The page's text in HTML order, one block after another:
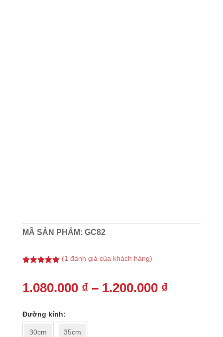
MÃ SẢN PHẨM: GC82
đánh giá
(1 đánh giá của khách hàng)
1.080.000 ₫ – 1.200.000 ₫Khoảng
Đường kính
30cm 35cm